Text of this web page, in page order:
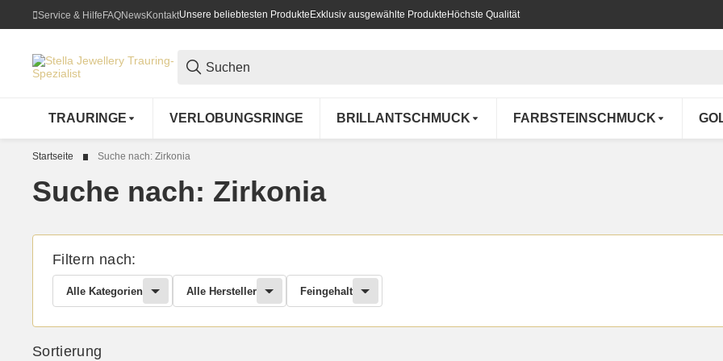
Service & HilfeFAQNewsKontaktUnsere beliebtesten Produkte Exklusiv ausgewählte Produkte Höchste Qualität
TRAURINGE VERLOBUNGSRINGE BRILLANTSCHMUCK FARBSTEINSCHMUCK
Startseite Suche nach: Zirkonia
Suche nach: Zirkonia
Filtern nach:
Alle Kategorien Alle Hersteller Feingehalt
Sortierung